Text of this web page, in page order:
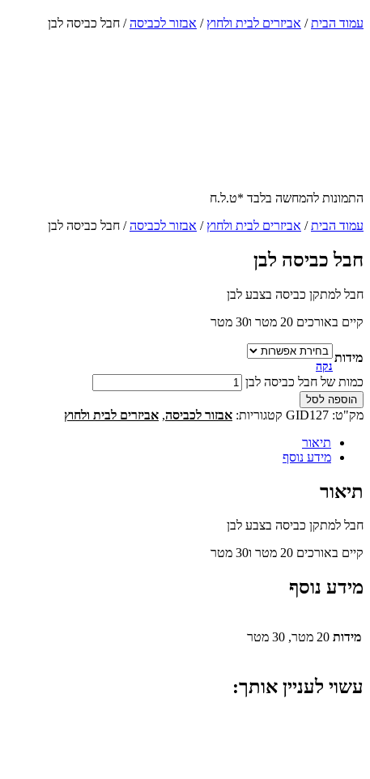
עמוד הבית/ אביזרים לבית ולחוץ / אבזור לכביסה/ חבל כביסה לבן
התמונות להמחשה בלבד *ט.ל.ח
עמוד הבית/ אביזרים לבית ולחוץ / אבזור לכביסה/ חבל כביסה לבן
חבל כביסה לבן
חבל למתקן כביסה בצבע לבן
קיים באורכים 20 מטר ו30 מטר
מידות
נקה
כמות של חבל כביסה לבן
הוספה לסל
מק"ט: GID127 קטגוריות: אבזור לכביסה, אביזרים לבית ולחוץ
תיאור
מידע נוסף
תיאור
חבל למתקן כביסה בצבע לבן
קיים באורכים 20 מטר ו30 מטר
מידע נוסף
מידות 20 מטר, 30 מטר
עשוי לעניין אותך: